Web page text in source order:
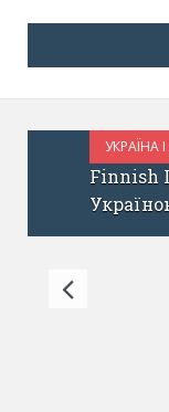
УКРАЇНА І СВІТ
ЖОВТЕНЬ 31, 2017
Finnish
Україною